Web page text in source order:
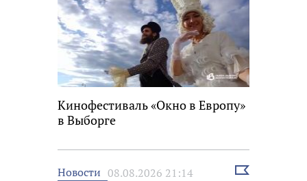
Кинофестиваль «Окно в Европу»
в Выборге
Новости 08.08.2026 21:14
Выбрать